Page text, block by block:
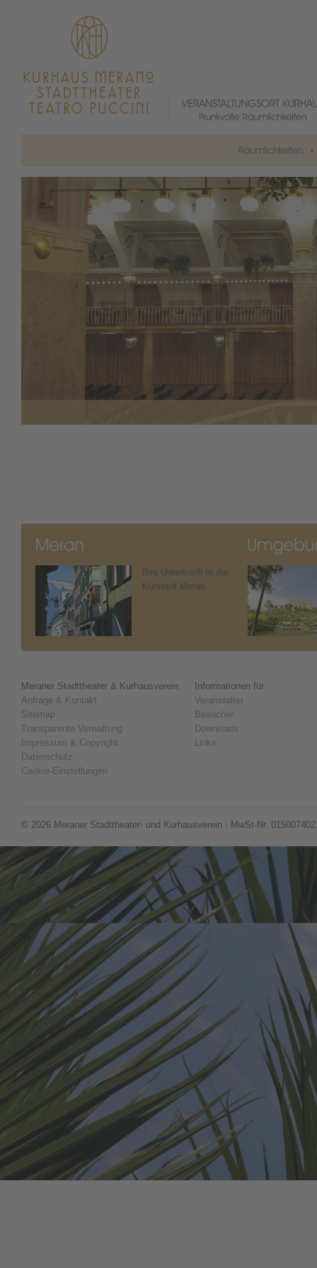
Ihre Unterkunft in der
Kurstadt Meran
Meraner Stadttheater & Kurhausverein
Anfrage & Kontakt
Sitemap
Transparente Verwaltung
Impressum & Copyright
Datenschutz
Cookie-Einstellungen
Informationen für
Veranstalter
Besucher
Downloads
Links
© 2026 Meraner Stadttheater- und Kurhausverein - MwSt-Nr.